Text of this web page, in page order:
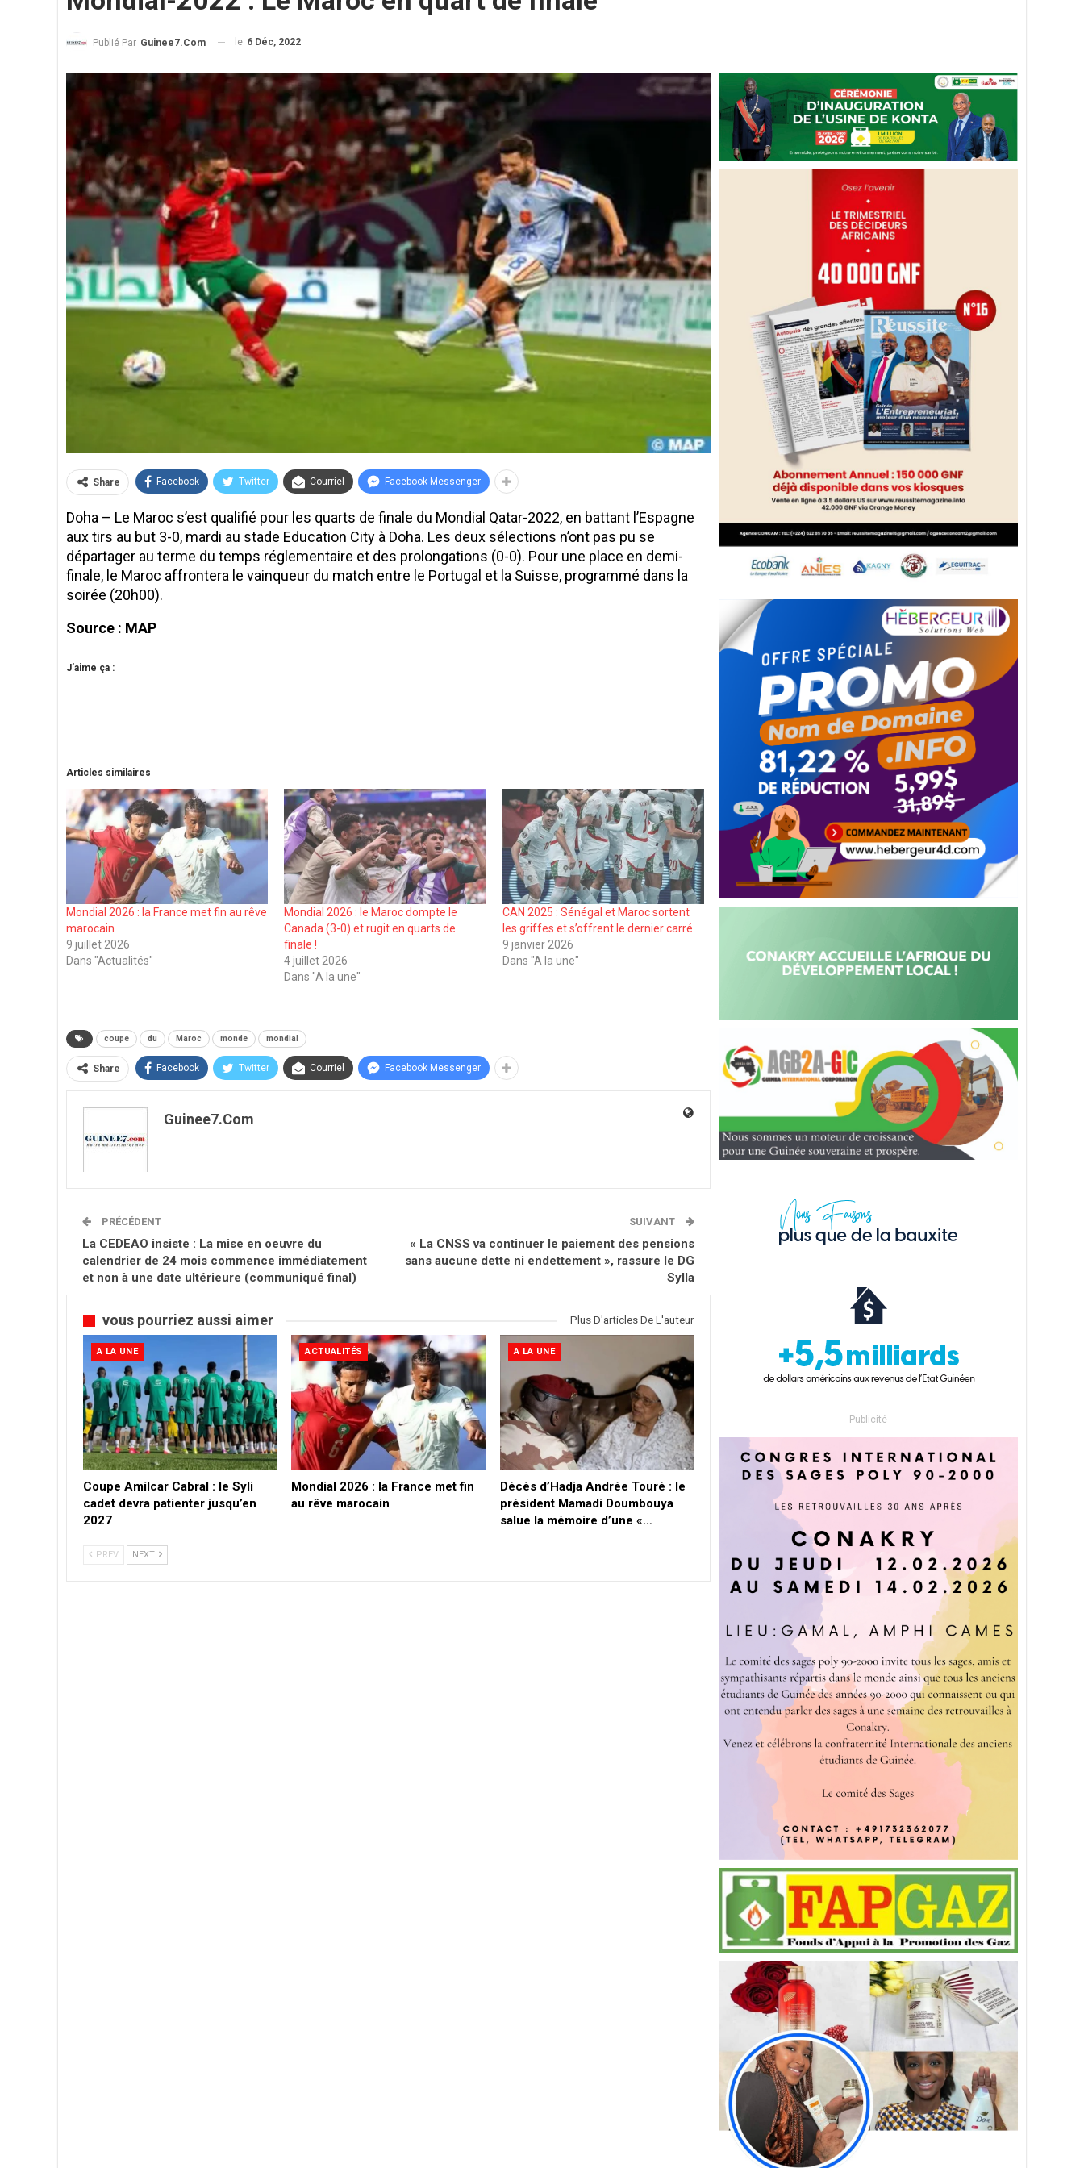
Publié Par Guinee7.com le 6 Déc, 2022
Share Facebook Twitter Courriel Facebook Messenger
Doha – Le Maroc s’est qualifié pour les quarts de finale du Mondial Qatar-2022, en battant l’Espagne
aux tirs au but 3-0, mardi au stade Education City à Doha. Les deux sélections n’ont pas pu se
départager au terme du temps réglementaire et des prolongations (0-0). Pour une place en demi-
finale, le Maroc affrontera le vainqueur du match entre le Portugal et la Suisse, programmé dans la
soirée (20h00).
Source : MAP
J’aime ça :
Articles similaires
Mondial 2026 : la France met fin au rêve
marocain
9 juillet 2026
Dans "Actualités"
Mondial 2026 : le Maroc dompte le
Canada (3-0) et rugit en quarts de
finale !
4 juillet 2026
Dans "A la une"
CAN 2025 : Sénégal et Maroc sortent
les griffes et s’offrent le dernier carré
9 janvier 2026
Dans "A la une"
coupe du Maroc monde mondial
Share Facebook Twitter Courriel Facebook Messenger
Guinee7.com
PRÉCÉDENT
La CEDEAO insiste : La mise en oeuvre du
calendrier de 24 mois commence immédiatement
et non à une date ultérieure (communiqué final)
SUIVANT
« La CNSS va continuer le paiement des pensions
sans aucune dette ni endettement », rassure le DG
Sylla
vous pourriez aussi aimer Plus D'articles De L'auteur
A LA UNE
Coupe Amílcar Cabral : le Syli
cadet devra patienter jusqu’en
2027
ACTUALITÉS
Mondial 2026 : la France met fin
au rêve marocain
A LA UNE
Décès d’Hadja Andrée Touré : le
président Mamadi Doumbouya
salue la mémoire d’une «…
PREV NEXT
- Publicité -